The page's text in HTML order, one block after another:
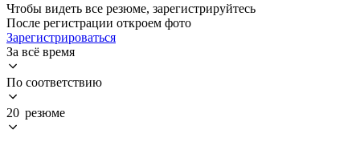
Чтобы видеть все резюме, зарегистрируйтесь
После регистрации откроем фото
Зарегистрироваться
За всё время
По соответствию
20 резюме